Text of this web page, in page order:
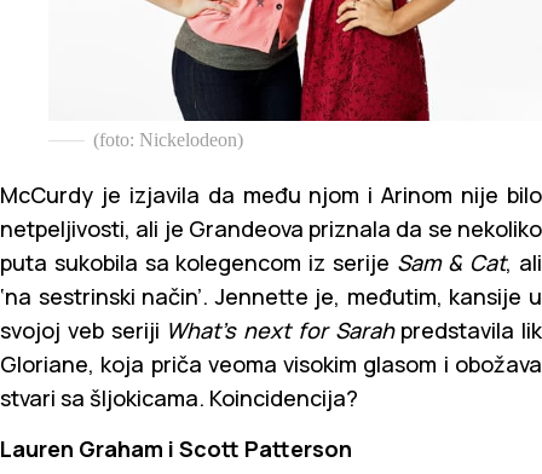
(foto: Nickelodeon)
McCurdy je izjavila da među njom i Arinom nije bilo
netpeljivosti, ali je Grandeova priznala da se nekoliko
puta sukobila sa kolegencom iz serije Sam & Cat, ali
‘na sestrinski način’. Jennette je, međutim, kansije u
svojoj veb seriji What’s next for Sarahpredstavila lik
Gloriane, koja priča veoma visokim glasom i obožava
stvari sa šljokicama. Koincidencija?
Lauren Graham i Scott Patterson